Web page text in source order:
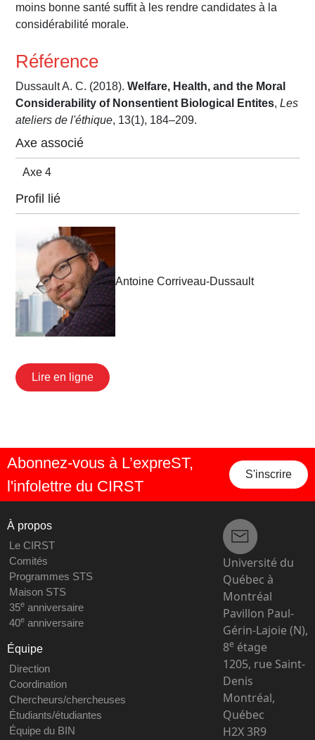
moins bonne santé suffit à les rendre candidates à la
considérabilité morale.
Référence
Dussault A. C. (2018).Welfare, Health, and the Moral
Considerability of Nonsentient Biological Entites,Les
ateliers de l'éthique, 13(1), 184–209.
Axe associé
Axe 4
Profil lié
Antoine Corriveau-Dussault
Lire en ligne
Abonnez-vous à L’expreST,
l'infolettre du CIRST
S'inscrire
À propos
Le CIRST
Comités
Programmes STS
Maison STS
35eanniversaire
40eanniversaire
Équipe
Direction
Coordination
Chercheurs/chercheuses
Étudiants/étudiantes
Équipe du BIN
Université du
Québec à
Montréal
Pavillon Paul-
Gérin-Lajoie (N),
8e étage
1205, rue Saint-
Denis
Montréal,
Québec
H2X 3R9